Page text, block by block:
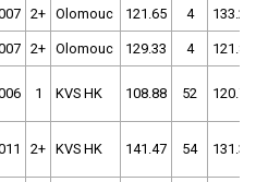
2+ Olomouc 121.65 4 133.29
2+ Olomouc 129.33 4 121.84
1 KVS HK 108.88 52 120.72
2+ KVS HK 141.47 54 131.30